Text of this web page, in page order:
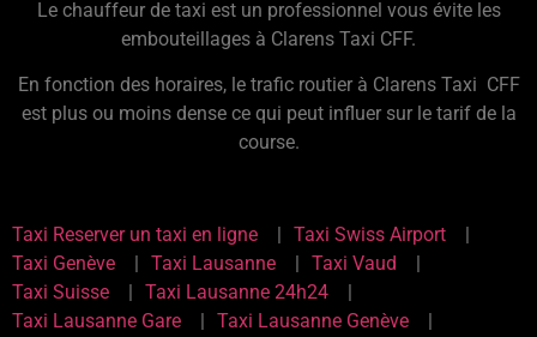
Le chauffeur de taxi est un professionnel vous évite les
embouteillages à Clarens Taxi CFF.
En fonction des horaires, le trafic routier à Clarens Taxi CFF
est plus ou moins dense ce qui peut influer sur le tarif de la
course.
Taxi Reserver un taxi en ligne
Taxi Swiss Airport
Taxi Genève
Taxi Lausanne
Taxi Vaud
Taxi Suisse
Taxi Lausanne 24h24
Taxi Lausanne Gare
Taxi Lausanne Genève